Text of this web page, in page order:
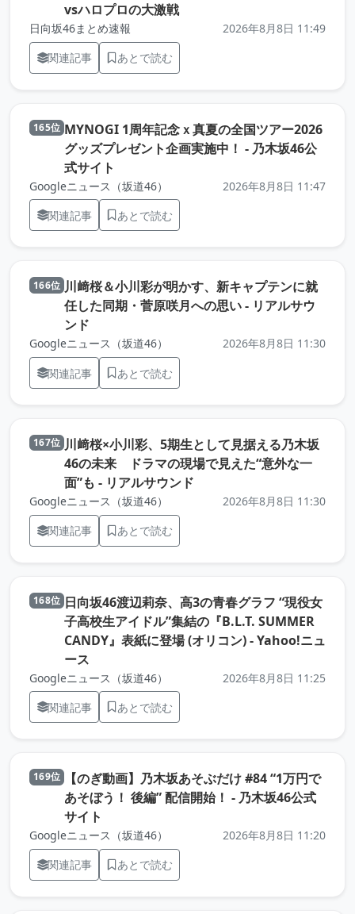
vsハロプロの大激戦（元記事を新しいタブで開き
日向坂46まとめ速報
2026年8月8日 11:49
関連記事
あとで読む
165位 MYNOGI 1周年記念ｘ真夏の全国ツアー2026
グッズプレゼント企画実施中！ - 乃木坂46公
式サイト
Googleニュース（坂道46）
2026年8月8日 11:47
関連記事
あとで読む
166位 川﨑桜＆小川彩が明かす、新キャプテンに就
任した同期・菅原咲月への思い - リアルサウ
ンド
Googleニュース（坂道46）
2026年8月8日 11:30
関連記事
あとで読む
167位 川﨑桜×小川彩、5期生として見据える乃木坂
46の未来 ドラマの現場で見えた“意外な一
面”も - リアルサウンド
Googleニュース（坂道46）
2026年8月8日 11:30
関連記事
あとで読む
168位 日向坂46渡辺莉奈、高3の青春グラフ “現役女
子高校生アイドル”集結の『B.L.T. SUMMER
CANDY』表紙に登場 (オリコン) - Yahoo!ニュ
ース
Googleニュース（坂道46）
2026年8月8日 11:25
関連記事
あとで読む
169位
【のぎ動画】乃木坂あそぶだけ #84 “1万円で
あそぼう！ 後編” 配信開始！ - 乃木坂46公式
サイト
Googleニュース（坂道46）
2026年8月8日 11:20
関連記事
あとで読む